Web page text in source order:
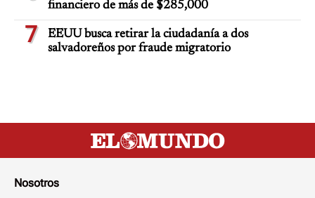
financiero de más de $285,000
7
EEUU busca retirar la ciudadanía a dos
salvadoreños por fraude migratorio
Nosotros